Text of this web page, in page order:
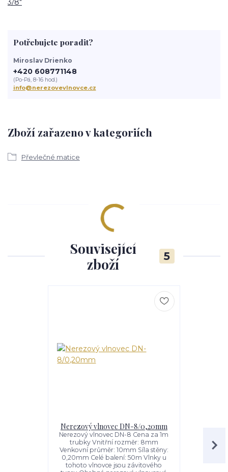
3/8"
Zboží zařazeno v kategoriích
Převlečné matice
Potřebujete poradit?
Miroslav Drienko
+420 608771148
(Po-Pá, 8-16 hod.)
info@nerezovevlnovce.cz
Související
zboží
5
Nerezový vlnovec DN-8/0,20mm
Nerezový vlnovec DN-8 Cena za 1m
trubky Vnitřní rozměr: 8mm
Venkovní průměr: 10mm Síla stěny:
0,20mm Celé balení: 50m Vlnky u
tohoto vlnovce jsou závitového
produktu –